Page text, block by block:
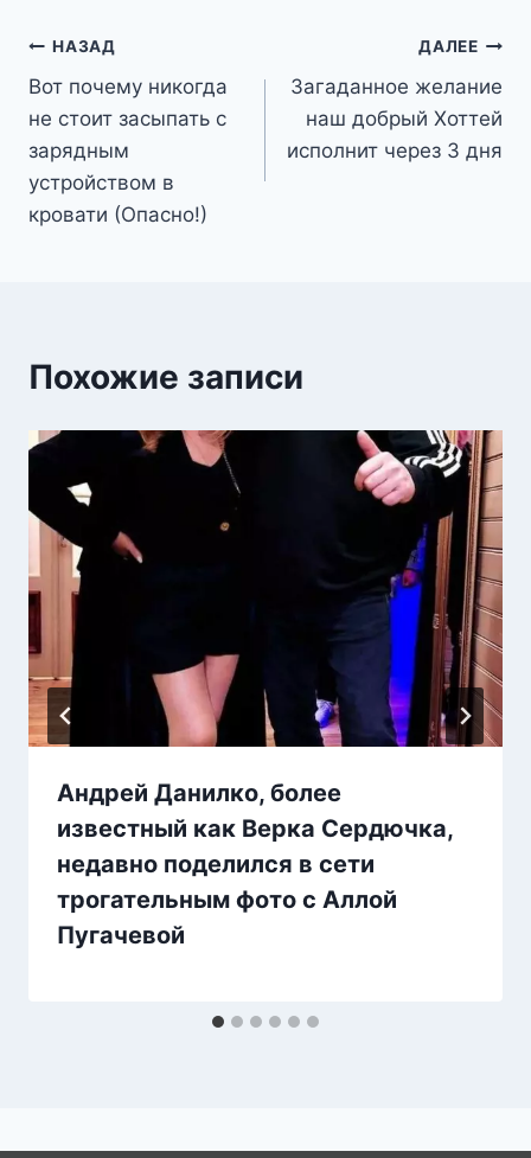
Навигация
по
записям
НАЗАД
Вот почему никогда
не стоит засыпать с
зарядным
устройством в
кровати (Опасно!)
ДАЛЕЕ
Загаданное желание
наш добрый Хоттей
исполнит через 3 дня
Похожие записи
Андрей Данилко, более
известный как Верка Сердючка,
недавно поделился в сети
трогательным фото с Аллой
Пугачевой